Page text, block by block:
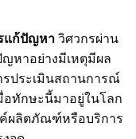
แก้ปัญหา วิศวกรผ่าน
ญหาอย่างมีเหตุมีผล
ประเมินสถานการณ์
อทักษะนี้มาอยู่ในโลก
ค์ผลิตภัณฑ์หรือบริการ